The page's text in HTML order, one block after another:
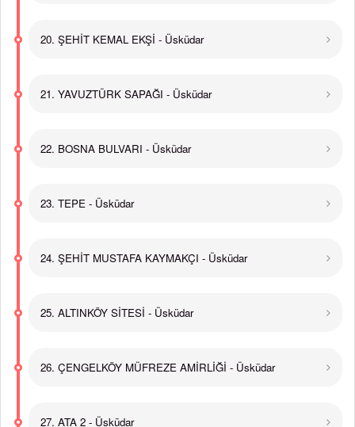
20. ŞEHİT KEMAL EKŞİ - Üsküdar
21. YAVUZTÜRK SAPAĞI - Üsküdar
22. BOSNA BULVARI - Üsküdar
23. TEPE - Üsküdar
24. ŞEHİT MUSTAFA KAYMAKÇI - Üsküdar
25. ALTINKÖY SİTESİ - Üsküdar
26. ÇENGELKÖY MÜFREZE AMİRLİĞİ - Üsküdar
27. ATA 2 - Üsküdar